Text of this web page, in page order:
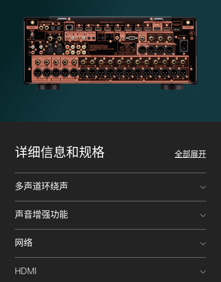
详细信息和规格 全部展开
多声道环绕声
声音增强功能
网络
HDMI